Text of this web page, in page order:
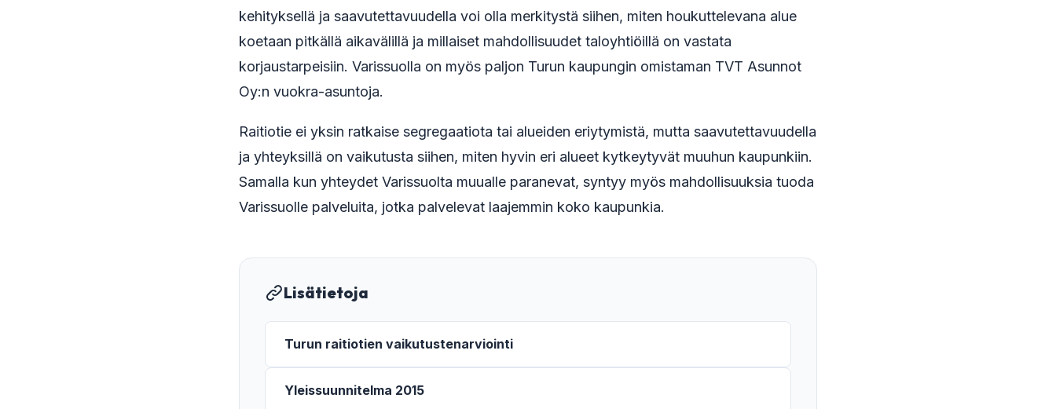
kehityksellä ja saavutettavuudella voi olla merkitystä siihen, miten houkuttelevana alue
koetaan pitkällä aikavälillä ja millaiset mahdollisuudet taloyhtiöillä on vastata
korjaustarpeisiin. Varissuolla on myös paljon Turun kaupungin omistaman TVT Asunnot
Oy:n vuokra-asuntoja.
Raitiotie ei yksin ratkaise segregaatiota tai alueiden eriytymistä, mutta saavutettavuudella
ja yhteyksillä on vaikutusta siihen, miten hyvin eri alueet kytkeytyvät muuhun kaupunkiin.
Samalla kun yhteydet Varissuolta muualle paranevat, syntyy myös mahdollisuuksia tuoda
Varissuolle palveluita, jotka palvelevat laajemmin koko kaupunkia.
Lisätietoja
Turun raitiotien vaikutustenarviointi
Yleissuunnitelma 2015